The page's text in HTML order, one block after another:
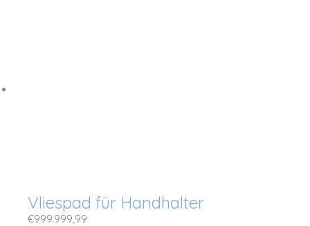
Vliespad für Handhalter
€999.999,99